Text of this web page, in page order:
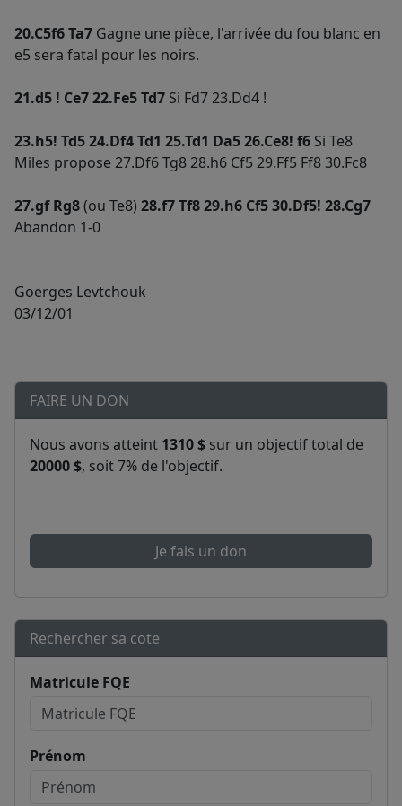
20.C5f6 Ta7 Gagne une pièce, l'arrivée du fou blanc en
e5 sera fatal pour les noirs.
21.d5 ! Ce7 22.Fe5 Td7 Si Fd7 23.Dd4 !
23.h5! Td5 24.Df4 Td1 25.Td1 Da5 26.Ce8! f6 Si Te8
Miles propose 27.Df6 Tg8 28.h6 Cf5 29.Ff5 Ff8 30.Fc8
27.gf Rg8(ou Te8) 28.f7 Tf8 29.h6 Cf5 30.Df5! 28.Cg7
Abandon 1-0
Goerges Levtchouk
03/12/01
FAIRE UN DON
Nous avons atteint 1310 $ sur un objectif total de
20000 $, soit 7% de l'objectif.
Je fais un don
Rechercher sa cote
Matricule FQE
Prénom